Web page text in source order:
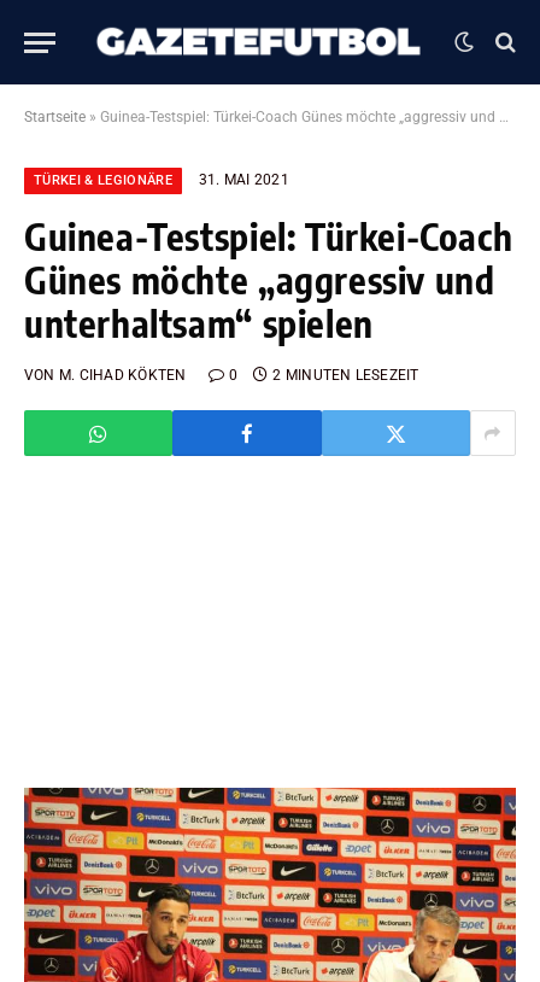
Startseite » Guinea-Testspiel: Türkei-Coach Günes möchte „aggressiv und unterhaltsam“ spielen
TÜRKEI & LEGIONÄRE 31. MAI 2021
Guinea-Testspiel: Türkei-Coach
Günes möchte „aggressiv und
unterhaltsam“ spielen
VON M. CIHAD KÖKTEN 0 2 MINUTEN LESEZEIT